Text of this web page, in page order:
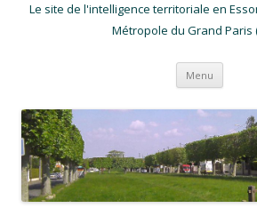
Le site de l'intelligence territoriale en
Métropole du Grand Paris
Menu Aller